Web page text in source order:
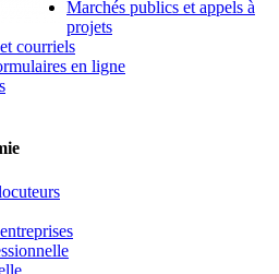
Marchés publics et appels à
projets
courriels
en ligne